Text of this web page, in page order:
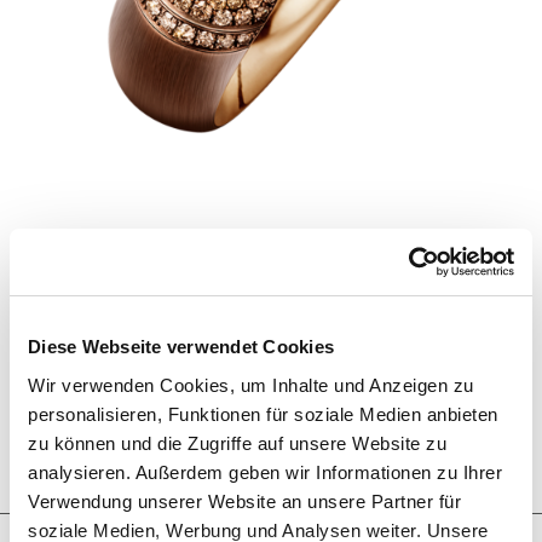
Diese Webseite verwendet Cookies
Wir verwenden Cookies, um Inhalte und Anzeigen zu
personalisieren, Funktionen für soziale Medien anbieten
zu können und die Zugriffe auf unsere Website zu
analysieren. Außerdem geben wir Informationen zu Ihrer
Verwendung unserer Website an unsere Partner für
soziale Medien, Werbung und Analysen weiter. Unsere
Goldbronze, in 750/000 Roségold gefasst und mit
unsichtbarer Drehmechanik versehen.
Masterpiece
Armreif Diamanten
NGL_FORM_ANFRAGE
TPL_NN_SCHMUCKKREATIONEN